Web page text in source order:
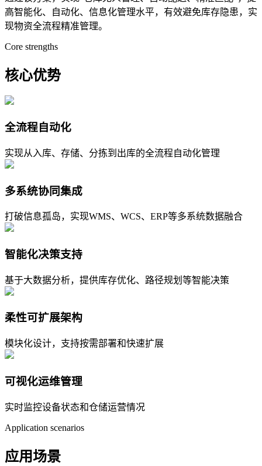
高智能化、自动化、信息化管理水平，有效避免库存隐患，实
现物资全流程精准管理。
Core strengths
核心优势
全流程自动化
实现从入库、存储、分拣到出库的全流程自动化管理
多系统协同集成
打破信息孤岛，实现WMS、WCS、ERP等多系统数据融合
智能化决策支持
基于大数据分析，提供库存优化、路径规划等智能决策
柔性可扩展架构
模块化设计，支持按需部署和快速扩展
可视化运维管理
实时监控设备状态和仓储运营情况
Application scenarios
应用场景